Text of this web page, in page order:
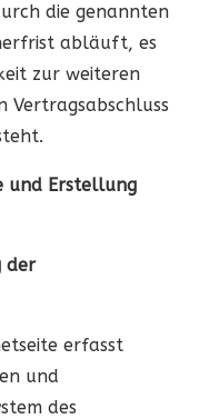
die genannten
abläuft, es
zur weiteren
Vertragsabschluss
und Erstellung
der
erfasst
und
des